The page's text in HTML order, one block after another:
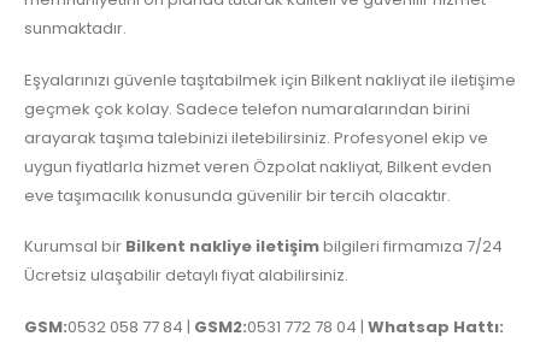
sunmaktadır.
Eşyalarınızı güvenle taşıtabilmek için Bilkent nakliyat ile iletişime
geçmek çok kolay. Sadece telefon numaralarından birini
arayarak taşıma talebinizi iletebilirsiniz. Profesyonel ekip ve
uygun fiyatlarla hizmet veren Özpolat nakliyat, Bilkent evden
eve taşımacılık konusunda güvenilir bir tercih olacaktır.
Kurumsal bir Bilkent nakliye iletişimbilgileri firmamıza 7/24
Ücretsiz ulaşabilir detaylı fiyat alabilirsiniz.
GSM:0532 058 77 84 | GSM2:0531 772 78 04 | Whatsap Hattı: